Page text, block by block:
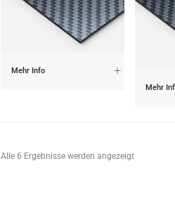
Mehr Info
Mehr
Alle 6 Ergebnisse werden angezeigt